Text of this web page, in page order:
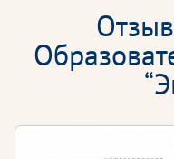
Таможенных
и иных
использующих
Других сфер